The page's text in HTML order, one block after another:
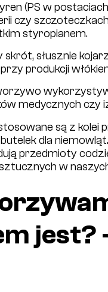
(PS w
czy
styropianem.
słusznie
produkcji
medycznych czy
są z kolei
dla
przedmioty
w
jest?